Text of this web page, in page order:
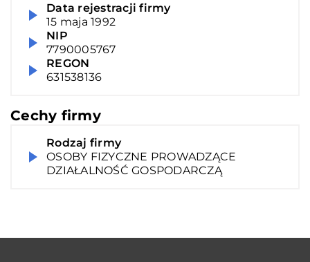
Data rejestracji firmy
15 maja 1992
NIP
7790005767
REGON
631538136
Cechy firmy
Rodzaj firmy
OSOBY FIZYCZNE PROWADZĄCE
DZIAŁALNOŚĆ GOSPODARCZĄ